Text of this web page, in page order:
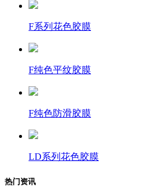
F系列花色胶膜
F纯色平纹胶膜
F纯色防滑胶膜
LD系列花色胶膜
热门资讯